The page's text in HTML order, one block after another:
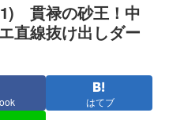
貫禄の砂王！中
直線抜け出しダー
はてブ